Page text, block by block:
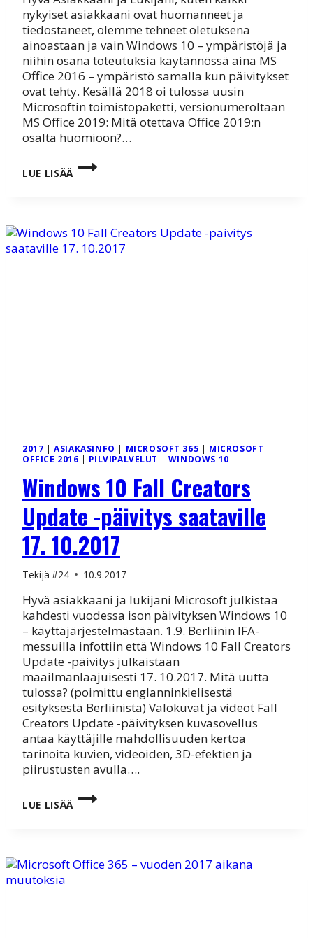
nykyiset asiakkaani ovat huomanneet ja
tiedostaneet, olemme tehneet oletuksena
ainoastaan ja vain Windows 10 – ympäristöjä ja
niihin osana toteutuksia käytännössä aina MS
Office 2016 – ympäristö samalla kun päivitykset
ovat tehty. Kesällä 2018 oi tulossa uusin
Microsoftin toimistopaketti, versionumeroltaan
MS Office 2019: Mitä otettava Office 2019:n
osalta huomioon?…
LUE LISÄÄ
MICROSOFT
OFFICE
10:SSÄ
2017 |ASIAKASINFO | MICROSOFT 365 | MICROSOFT
OFFICE 2016 | PILVIPALVELUT | WINDOWS 10
Windows 10 Fall Creators
Update -päivitys saataville
17. 10.2017
Tekijä #24 10.9.2017
Hyvä asiakkaani ja lukijani Microsoft julkistaa
kahdesti vuodessa ison päivityksen Windows 10
– käyttäjärjestelmästään. 1.9. Berliinin IFA-
messuilla infottiin että Windows 10 Fall Creators
Update -päivitys julkaistaan
maailmanlaajuisesti 17. 10.2017. Mitä uutta
tulossa? (poimittu englanninkielisestä
esityksestä Berliinistä) Valokuvat ja videot Fall
Creators Update -päivityksen kuvasovellus
antaa käyttäjille mahdollisuuden kertoa
tarinoita kuvien, videoiden, 3D-efektien ja
piirustusten avulla….
LUE LISÄÄ
WINDOWS
10
PÄIVITYS